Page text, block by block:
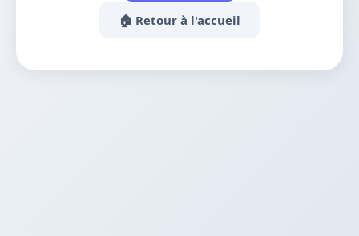
🏠 Retour à l'accueil